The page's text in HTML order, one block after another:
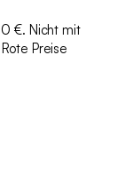
€. Nicht mit
Preise